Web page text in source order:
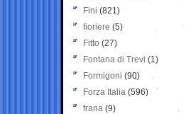
Fini (821)
fioriere (5)
Fitto (27)
Fontana di Trevi (1)
Formigoni (90)
Forza Italia (596)
frana (9)